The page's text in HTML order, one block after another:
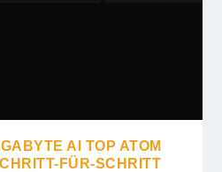
AI TOP ATOM
FÜR-SCHRITT